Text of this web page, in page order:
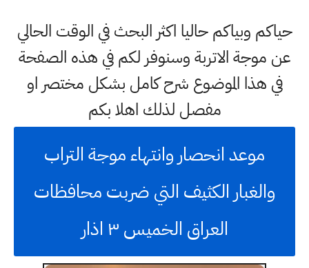
حياكم وبياكم حاليا اكثر البحث في الوقت الحالي
عن موجة الاتربة وسنوفر لكم في هذه الصفحة
في هذا الموضوع شرح كامل بشكل مختصر او
مفصل لذلك اهلا بكم
موعد انحصار وانتهاء موجة التراب
والغبار الكثيف التي ضربت محافظات
العراق الخميس ٣ اذار